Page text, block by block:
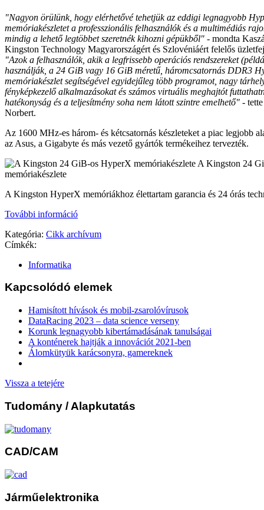
"Nagyon örülünk, hogy elérhetővé tehetjük az eddigi legnagyobb
memóriakészletet a professzionális felhasználók és a multimédiás
mindig a lehető legtöbbet szeretnék kihozni gépükből" - mondta
Kingston Technology Magyarországért és Szlovéniáért felelős
"Azok a felhasználók, akik a legfrissebb operációs rendszereket
használják, a 24 GiB vagy 16 GiB méretű, háromcsatornás DDR3
memóriakészlet segítségével egyidejűleg több programot, nagy
fényképkezelő alkalmazásokat és számos virtuális meghajtót
hatékonyság és a teljesítmény soha nem látott szintre emelhető" -
Norbert.
Az 1600 MHz-es három- és kétcsatornás készleteket a piac legjobb
az Asus, a Gigabyte és más vezető gyártók termékeihez tervezték.
A Kingston 24
memóriakészlete
A Kingston HyperX memóriákhoz élettartam garancia és 24 órás
További információ
Kategória: Cikk archívum
Címkék:
Informatika
Kapcsolódó elemek
Hamisított hívások és mobil-zsarolóvírusok
DataRacing 2023 – data science verseny
Korunk legnagyobb kibertámadásának tanulságai
A konténerek hajtják a innovációt 2021-ben
Álomkütyük karácsonyra, gamereknek
Vissza a tetejére
Tudomány / Alapkutatás
CAD/CAM
Járműelektronika